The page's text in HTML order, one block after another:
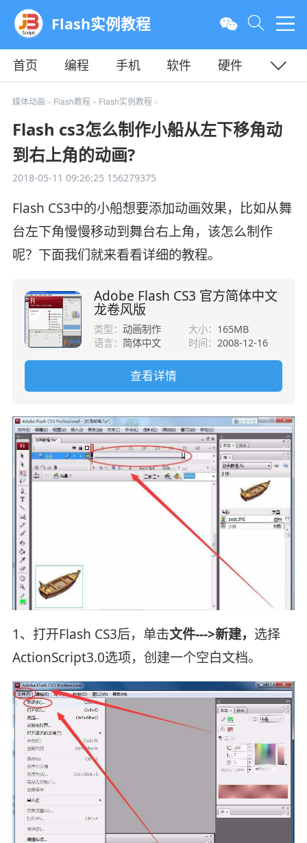
Flash实例教程
首页 编程 手机 软件
硬件
教程
平面 服务器
媒体动画 > Flash教程 > Flash实例教程 >
Flash cs3怎么制作小船从左下移角动
到右上角的动画?
2018-05-11 09:26:25156279375
Flash CS3中的小船想要添加动画效果，比如从舞
台左下角慢慢移动到舞台右上角，该怎么制作
呢？下面我们就来看看详细的教程。
Adobe Flash CS3 官方简体中文
龙卷风版
类型：动画制作 大小： 165MB
语言： 简体中文 时间： 2008-12-16
查看详情
1、打开Flash CS3后，单击文件--->新建， 选择
ActionScript3.0选项，创建一个空白文档。